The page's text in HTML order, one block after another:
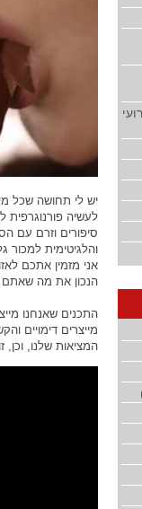
יש לי תחושה שכל
לעשיה פורנוגרפית
סיפורים וזרם עם
והלגיטימית למכור
אני מזמין אתכם
הנכון את מה
התכנים שאנחנו
מייצרים דימויים
המציאות שלנו, וכן,